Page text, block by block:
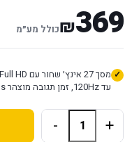
369
₪כולל מע״מ
עד 120Hz, זמן תגובה מוצהר 5ms ופאנל VA.
+
-